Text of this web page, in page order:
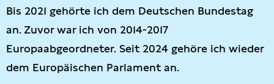
Bis 2021 gehörte ich dem Deutschen Bundestag
an. Zuvor war ich von 2014-2017
Europaabgeordneter. Seit 2024 gehöre ich wieder
dem Europäischen Parlament an.